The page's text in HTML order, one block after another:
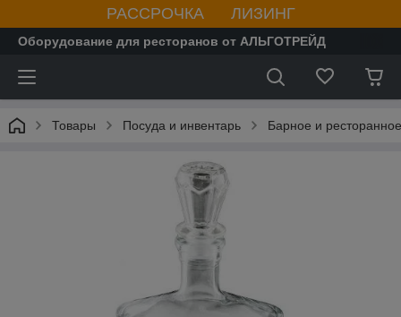
РАССРОЧКА ЛИЗИНГ
Оборудование для ресторанов от АЛЬГОТРЕЙД
Товары Посуда и инвентарь Барное и